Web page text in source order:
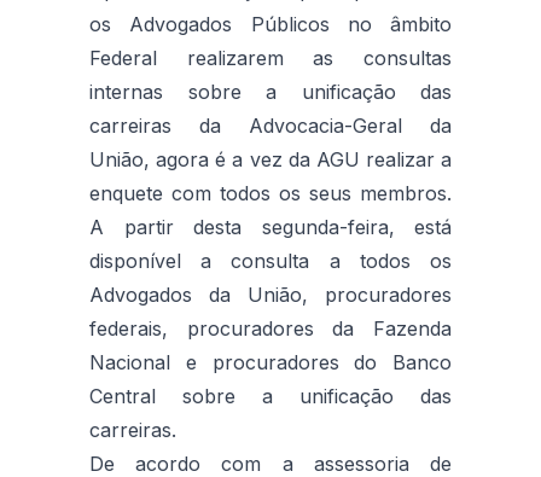
os Advogados Públicos no âmbito
Federal realizarem as consultas
internas sobre a unificação das
carreiras da Advocacia-Geral da
União, agora é a vez da AGU realizar a
enquete com todos os seus membros.
A partir desta segunda-feira, está
disponível a consulta a todos os
Advogados da União, procuradores
federais, procuradores da Fazenda
Nacional e procuradores do Banco
Central sobre a unificação das
carreiras.
De acordo com a assessoria de